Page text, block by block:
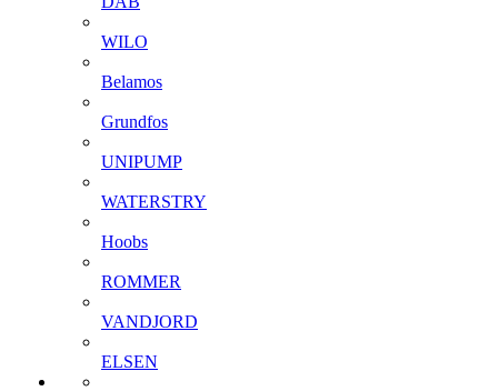
WILO
Belamos
Grundfos
UNIPUMP
WATERSTRY
Hoobs
ROMMER
VANDJORD
ELSEN